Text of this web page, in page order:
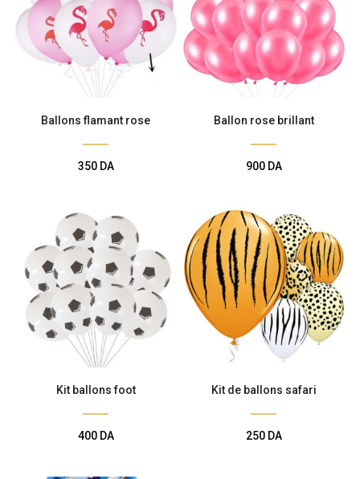
Ballons flamant rose
350 DA
Ballon rose brillant
900 DA
Kit ballons foot
400 DA
Kit de ballons safari
250 DA